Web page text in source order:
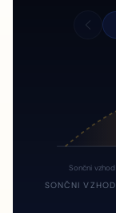
Sončni vzhod
SONČNI VZHOD